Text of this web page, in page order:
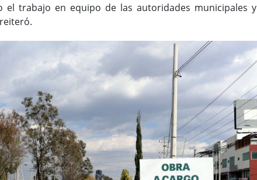
el trabajo en equipo de las autoridades municipales y